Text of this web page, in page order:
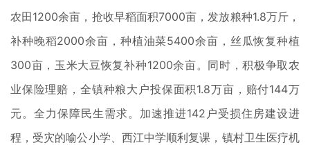
农田1200余亩，抢收早稻面积7000亩，发放粮种1.8万斤，
补种晚稻2000余亩，种植油菜5400余亩，丝瓜恢复种植
300亩，玉米大豆恢复补种1200余亩。同时，积极争取农
业保险理赔，全镇种粮大户投保面积1.8万亩，赔付144万
元。全力保障民生需求。加速推进142户受损住房建设进
程，受灾的喻公小学、西江中学顺利复课，镇村卫生医疗机